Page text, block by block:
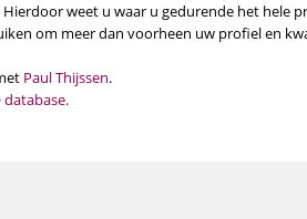
weet u waar u gedurende het hele
om meer dan voorheen uw profiel en
Paul Thijssen.
database.